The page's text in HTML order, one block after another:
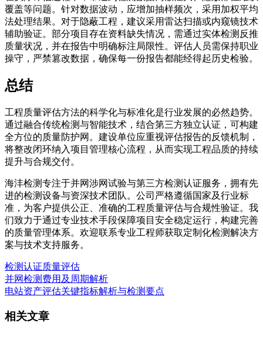
覆盖等问题。针对数据波动，应增加抽样频次，采用加权平均
法处理结果。对于隐蔽工程，建议采用雷达扫描或内窥镜技术
辅助验证。部分项目存在资料缺失情况，需通过实体检测反推
质量状况，并在报告中明确标注局限性。评估人员需保持职业
操守，严禁篡改数据，确保每一份报告都能经得起历史检验。
总结
工程质量评估方法的科学化与标准化是行业发展的必然趋势。
通过融合传统检测与智能技术，结合第三方独立认证，可构建
全方位的质量防护网。建设单位应重视评估报告的反馈机制，
将整改闭环纳入项目管理核心流程，从而实现工程品质的持续
提升与合规交付。
海沣检测专注于并网涉网试验与第三方检测认证服务，拥有先
进的检测设备与资深技术团队。公司严格遵循国家及行业标
准，为客户提供公正、准确的工程质量评估与合规性验证。我
们致力于通过专业技术手段保障项目安全稳定运行，构建完善
的质量管理体系。欢迎联系专业工程师获取定制化检测解决方
案与技术支持服务。
检测认证质量评估
并网检测费用及周期解析
电站资产评估关键指标解析与检测要点
相关文章